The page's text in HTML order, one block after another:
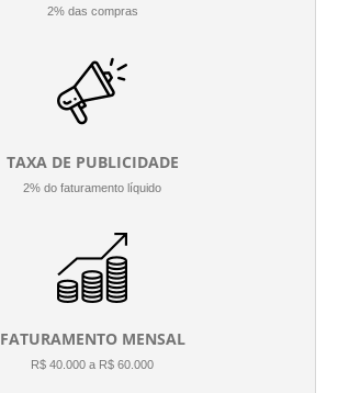
2% das compras
TAXA DE PUBLICIDADE
2% do faturamento líquido
FATURAMENTO MENSAL
R$ 40.000 a R$ 60.000